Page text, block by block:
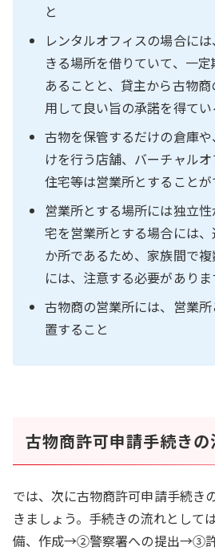
と
レンタルオフィスの場合に
きる場所を借りていて、一
あることと、貸主から古物
用して良い旨の承諾を得てい
古物を保管するだけの倉庫
けを行う店舗、バーチャル
住宅等は営業所とすることが
営業所とする場所には独立
宅を営業所とする場合には
か所であるため、家族間で
には、注意する必要がありま
古物商の営業所には、営業
置すること
古物商許可申請手続きの
では、次に古物商許可申請手続き
きましょう。手続きの流れとして
備、作成→②警察署への提出→③許